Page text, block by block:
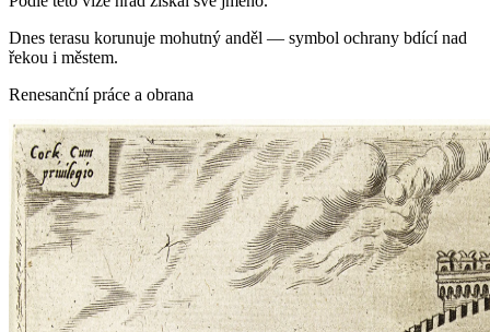
Dnes terasu korunuje mohutný anděl — symbol ochrany bdící nad
řekou i městem.
Renesanční práce a obrana